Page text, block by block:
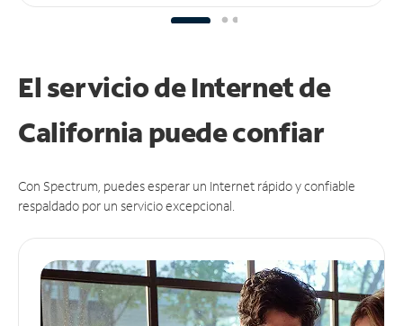
El servicio de Internet de
California puedeconfiar
Con Spectrum, puedes esperar un Internet rápido y confiable
respaldado por un servicio excepcional.